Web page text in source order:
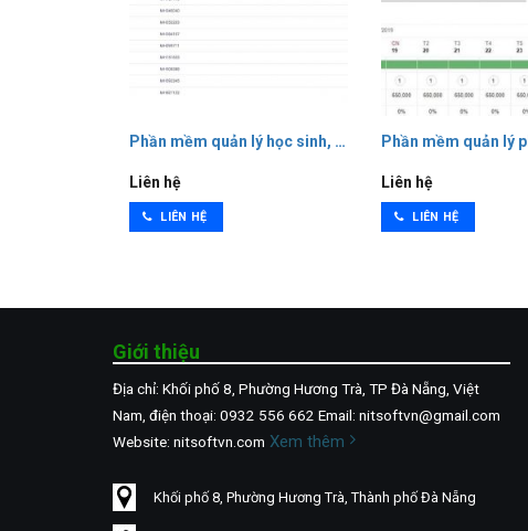
app cho riêng mình dựa trên nền tảng zalo với chi phí thấp nhưng tiếp
hàng hóa, kho, sản phẩm, pos tại cửa hàng
Phần mềm quản lý học sinh, điểm, thi trắc nghiệm cho
Liên hệ
LIÊN HỆ
Phần mềm quản lý
Liên hệ
LIÊN HỆ
Giới thiệu
Địa chỉ: Khối phố 8, Phường Hương Trà, TP Đà Nẵng, Việt
Nam, điện thoại: 0932 556 662 Email: nitsoftvn@gmail.com
Website: nitsoftvn.com Xem thêm
Khối phố 8, Phường Hương Trà, Thành phố Đà Nẵng